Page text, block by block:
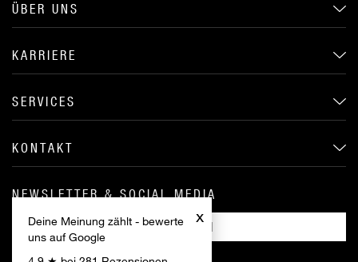
x
Deine Meinung zählt - bewerte
uns auf Google
ÜBER UNS
KARRIERE
SERVICES
KONTAKT
NEWSLETTER & SOCIAL MEDIA
ANMELDEN